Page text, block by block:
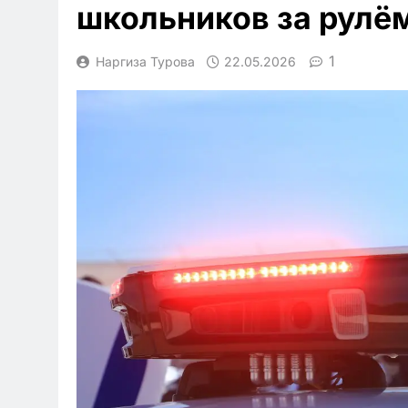
школьников за
Наргиза Турова 22.05.2026 1